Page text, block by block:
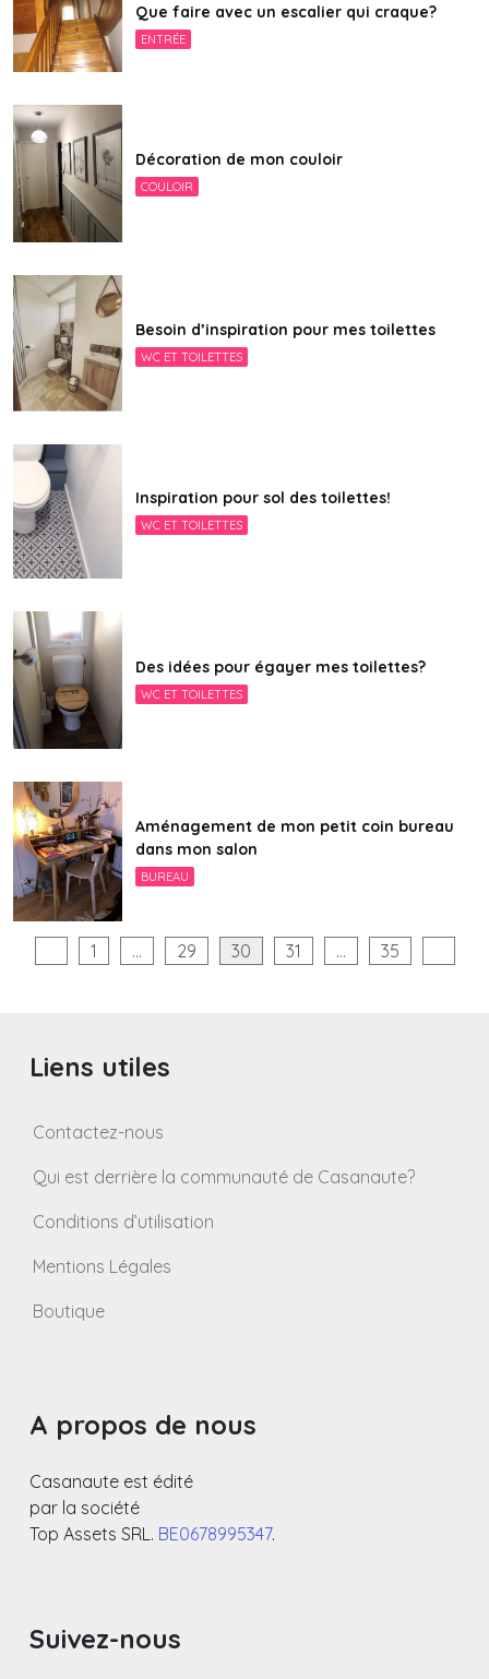
Que faire avec un escalier qui craque?
ENTRÉE
Décoration de mon couloir
COULOIR
Besoin d’inspiration pour mes toilettes
WC ET TOILETTES
Inspiration pour sol des toilettes!
WC ET TOILETTES
Des idées pour égayer mes toilettes?
WC ET TOILETTES
Aménagement de mon petit coin bureau
dans mon salon
BUREAU
Pagination
1 … 29 30 31 … 35
Liens utiles
Contactez-nous
Qui est derrière la communauté de Casanaute?
Conditions d’utilisation
Mentions Légales
Boutique
A propos de nous
Casanaute est édité
par la société
Top Assets SRL. BE0678995347.
Suivez-nous